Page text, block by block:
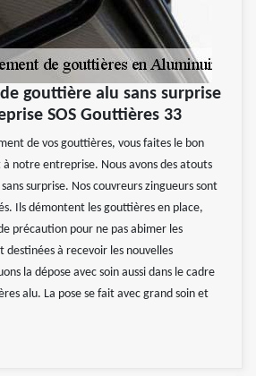
gouttière alu sans surprise
SOS Gouttières 33
de vos gouttières, vous faites le bon
à notre entreprise. Nous avons des atouts
surprise. Nos couvreurs zingueurs sont
Ils démontent les gouttières en place,
précaution pour ne pas abimer les
à recevoir les nouvelles
la dépose avec soin aussi dans le cadre
alu. La pose se fait avec grand soin et